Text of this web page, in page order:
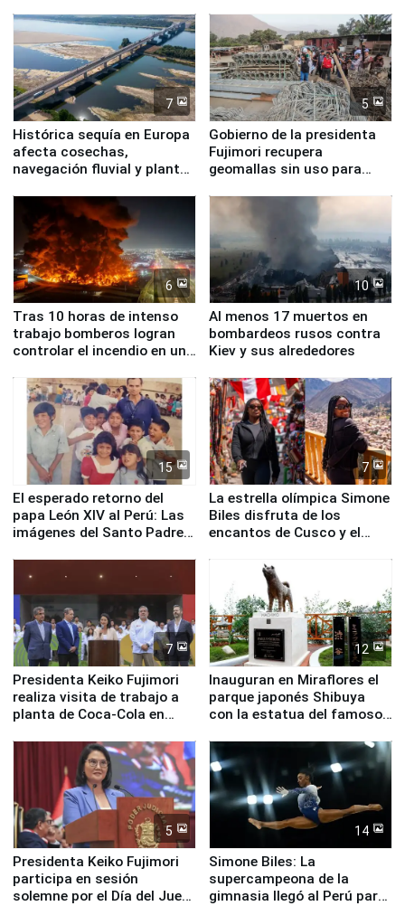
7
Histórica sequía en Europa
afecta cosechas,
navegación fluvial y plantas
5
Gobierno de la presidenta
Fujimori recupera
geomallas sin uso para
Fenómeno El Niño
6
Tras 10 horas de intenso
trabajo bomberos logran
controlar el incendio en una
de Chile
10
Al menos 17 muertos en
bombardeos rusos contra
Kiev y sus alrededores
15
El esperado retorno del
papa León XIV al Perú: Las
imágenes del Santo Padre
7
La estrella olímpica Simone
Biles disfruta de los
encantos de Cusco y el
7
Presidenta Keiko Fujimori
realiza visita de trabajo a
planta de Coca-Cola en
12
Inauguran en Miraflores el
parque japonés Shibuya
con la estatua del famoso
5
Presidenta Keiko Fujimori
participa en sesión
solemne por el Día del Juez
14
Simone Biles: La
supercampeona de la
gimnasia llegó al Perú para